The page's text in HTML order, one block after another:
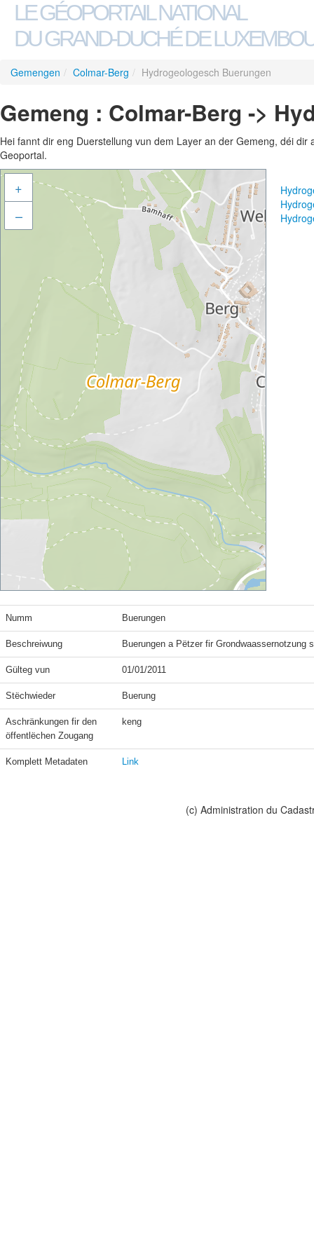
LE GÉOPORTAIL NATIONAL
DU GRAND-DUCHÉ DE
Gemengen / Colmar-Berg / Hydrogeologesch Buerungen
Gemeng : Colmar-Berg ->
Hei fannt dir eng Duerstellung vun dem Layer an der Gemeng, déi
Geoportal.
+
–
Numm Buerungen
Beschreiwung Buerungen a Pëtzer fir Grondwaassernotzung
Gülteg vun 01/01/2011
Stëchwieder Buerung
Aschränkungen fir den
öffentlëchen Zougang
keng
Komplett Metadaten Link
(c) Administration du